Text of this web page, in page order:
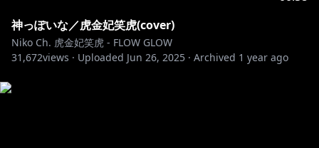
神っぽいな／虎金妃笑虎(cover)
Niko Ch. 虎金妃笑虎 - FLOW GLOW
31,672views · Uploaded Jun 26, 2025 · Archived 1 year ago